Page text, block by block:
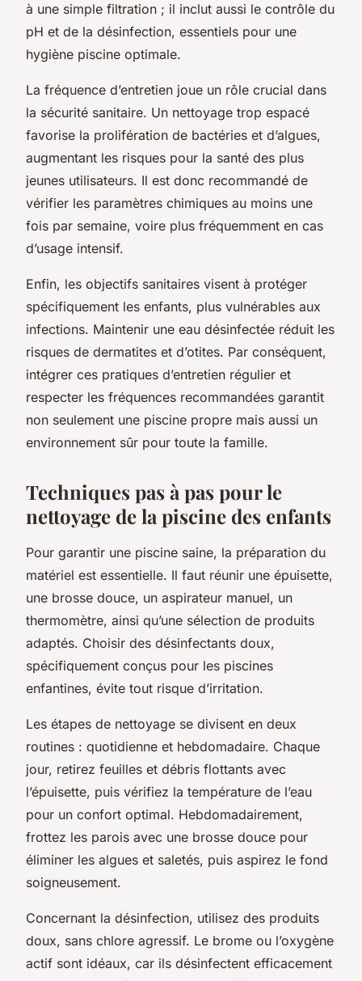
à une simple filtration ; il inclut aussi le contrôle du
pH et de la désinfection, essentiels pour une
hygiène piscine optimale.
La fréquence d’entretien joue un rôle crucial dans
la sécurité sanitaire. Un nettoyage trop espacé
favorise la prolifération de bactéries et d’algues,
augmentant les risques pour la santé des plus
jeunes utilisateurs. Il est donc recommandé de
vérifier les paramètres chimiques au moins une
fois par semaine, voire plus fréquemment en cas
d’usage intensif.
Enfin, les objectifs sanitaires visent à protéger
spécifiquement les enfants, plus vulnérables aux
infections. Maintenir une eau désinfectée réduit les
risques de dermatites et d’otites. Par conséquent,
intégrer ces pratiques d’entretien régulier et
respecter les fréquences recommandées garantit
non seulement une piscine propre mais aussi un
environnement sûr pour toute la famille.
Techniques pas à pas pour le
nettoyage de la piscine des enfants
Pour garantir une piscine saine, la préparation du
matériel est essentielle. Il faut réunir une épuisette,
une brosse douce, un aspirateur manuel, un
thermomètre, ainsi qu’une sélection de produits
adaptés. Choisir des désinfectants doux,
spécifiquement conçus pour les piscines
enfantines, évite tout risque d’irritation.
Les étapes de nettoyage se divisent en deux
routines : quotidienne et hebdomadaire. Chaque
jour, retirez feuilles et débris flottants avec
l’épuisette, puis vérifiez la température de l’eau
pour un confort optimal. Hebdomadairement,
frottez les parois avec une brosse douce pour
éliminer les algues et saletés, puis aspirez le fond
soigneusement.
Concernant la désinfection, utilisez des produits
doux, sans chlore agressif. Le brome ou l’oxygène
actif sont idéaux, car ils désinfectent efficacement